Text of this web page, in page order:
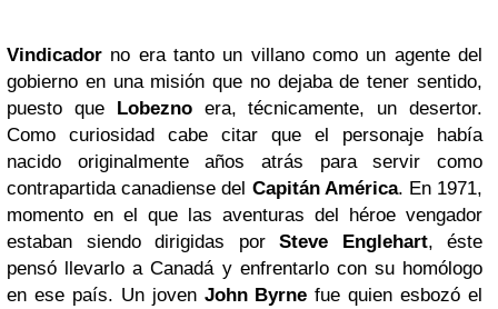
Vindicador no era tanto un villano como un agente del
gobierno en una misión que no dejaba de tener sentido,
puesto que Lobeznoera, técnicamente, un desertor.
Como curiosidad cabe citar que el personaje había
nacido originalmente años atrás para servir como
contrapartida canadiense del Capitán América. En 1971,
momento en el que las aventuras del héroe vengador
estaban siendo dirigidas por Steve Englehart, éste
pensó llevarlo a Canadá y enfrentarlo con su homólogo
en ese país. Un joven John Byrne fue quien esbozó el